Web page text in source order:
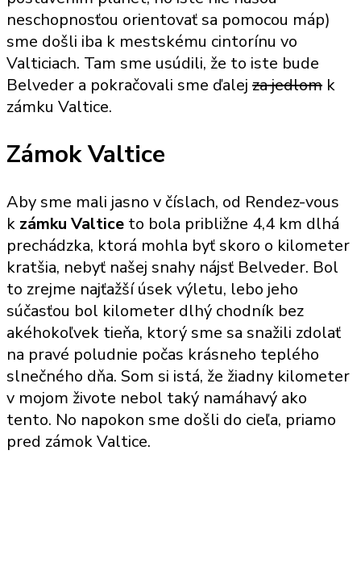
neschopnosťou orientovať sa pomocou máp)
sme došli iba k mestskému cintorínu vo
Valticiach. Tam sme usúdili, že to iste bude
Belveder a pokračovali sme ďalej za jedlom k
zámku Valtice.
Zámok Valtice
Aby sme mali jasno v číslach, od Rendez-vous
k zámku Valtice to bola približne 4,4 km dlhá
prechádzka, ktorá mohla byť skoro o kilometer
kratšia, nebyť našej snahy nájsť Belveder. Bol
to zrejme najťažší úsek výletu, lebo jeho
súčasťou bol kilometer dlhý chodník bez
akéhokoľvek tieňa, ktorý sme sa snažili zdolať
na pravé poludnie počas krásneho teplého
slnečného dňa. Som si istá, že žiadny kilometer
v mojom živote nebol taký namáhavý ako
tento. No napokon sme došli do cieľa, priamo
pred zámok Valtice.